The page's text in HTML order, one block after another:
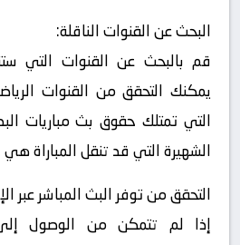
البحث عن القنوات الناقلة:
قم بالبحث عن القنوات التي
يمكنك التحقق من القنوات
التي تمتلك حقوق بث مباريات
الشهيرة التي قد تنقل المباراة هي
التحقق من توفر البث المباشر عبر
إذا لم تتمكن من الوصول إلى